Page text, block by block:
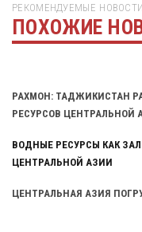
РЕКОМЕНДУЕМЫЕ НОВОСТИ
ПОХОЖИЕ
Тут была реклама
РАХМОН: ТАДЖИКИСТАН
РЕСУРСОВ ЦЕНТРАЛЬНОЙ
ВОДНЫЕ РЕСУРСЫ КАК
ЦЕНТРАЛЬНОЙ АЗИИ
ЦЕНТРАЛЬНАЯ АЗИЯ